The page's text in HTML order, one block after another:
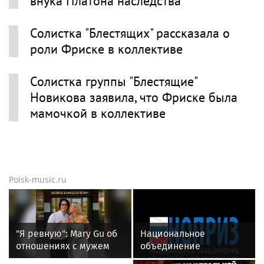
Солистка "Блестящих" рассказала о
роли Фриске в коллективе
Солистка группы "Блестящие"
Новикова заявила, что Фриске была
мамочкой в коллективе
Poisk-music.ru
"Я ревную": Mary Gu об
отношениях с мужем
Национальное
объединение
изыскателей и